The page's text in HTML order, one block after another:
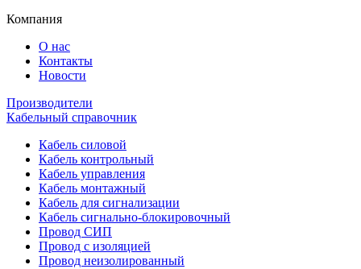
Компания
О нас
Контакты
Новости
Производители
Кабельный справочник
Кабель силовой
Кабель контрольный
Кабель управления
Кабель монтажный
Кабель для сигнализации
Кабель сигнально-блокировочный
Провод СИП
Провод с изоляцией
Провод неизолированный